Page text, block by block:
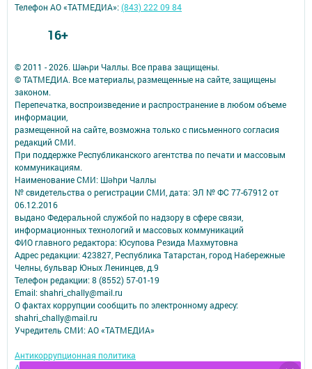
© 2011 - 2026. Шәһри Чаллы. Все права защищены.
© ТАТМЕДИА. Все материалы, размещенные на сайте, защищены
законом.
Перепечатка, воспроизведение и распространение в любом объеме
информации,
размещенной на сайте, возможна только с письменного согласия
редакций СМИ.
При поддержке Республиканского агентства по печати и массовым
коммуникациям.
Наименование СМИ: Шəhри Чаллы
№ свидетельства о регистрации СМИ, дата: ЭЛ № ФС 77-67912 от
06.12.2016
выдано Федеральной службой по надзору в сфере связи,
информационных технологий и массовых коммуникаций
ФИО главного редактора: Юсупова Резида Махмутовна
Адрес редакции: 423827, Республика Татарстан, город Набережные
Челны, бульвар Юных Ленинцев, д.9
Телефон редакции: 8 (8552) 57-01-19
Email: shahri_chally@mail.ru
О фактах коррупции сообщить по электронному адресу:
shahri_chally@mail.ru
Учредитель СМИ: АО «ТАТМЕДИА»
Антикоррупционная политика
Телефон АО «ТАТМЕДИА»:(843) 222 09 84
16+